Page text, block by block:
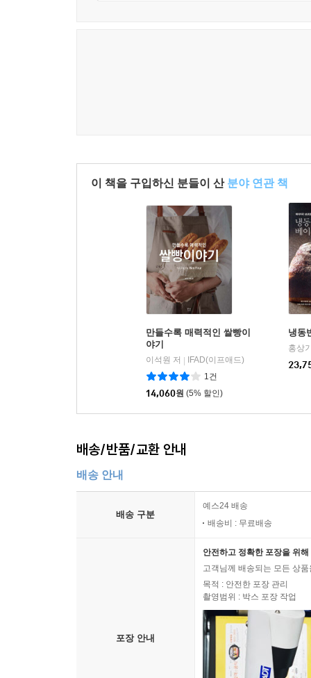
이 책을 구입하신 분들이 산 분야 연관 책
만들수록 매력적인 쌀빵이
야기
이석원 저
IFAD(이프애드)
1건
14,060원 (5% 할인)
냉동
홍상
배송/반품/교환 안내
배송 안내
배송 구분
예스24 배송
배송비 : 무료배송
포장 안내
안전하고 정확한 포장을 위
고객님께 배송되는 모든 상
목적 : 안전한 포장 관리
촬영범위 : 박스 포장 작업